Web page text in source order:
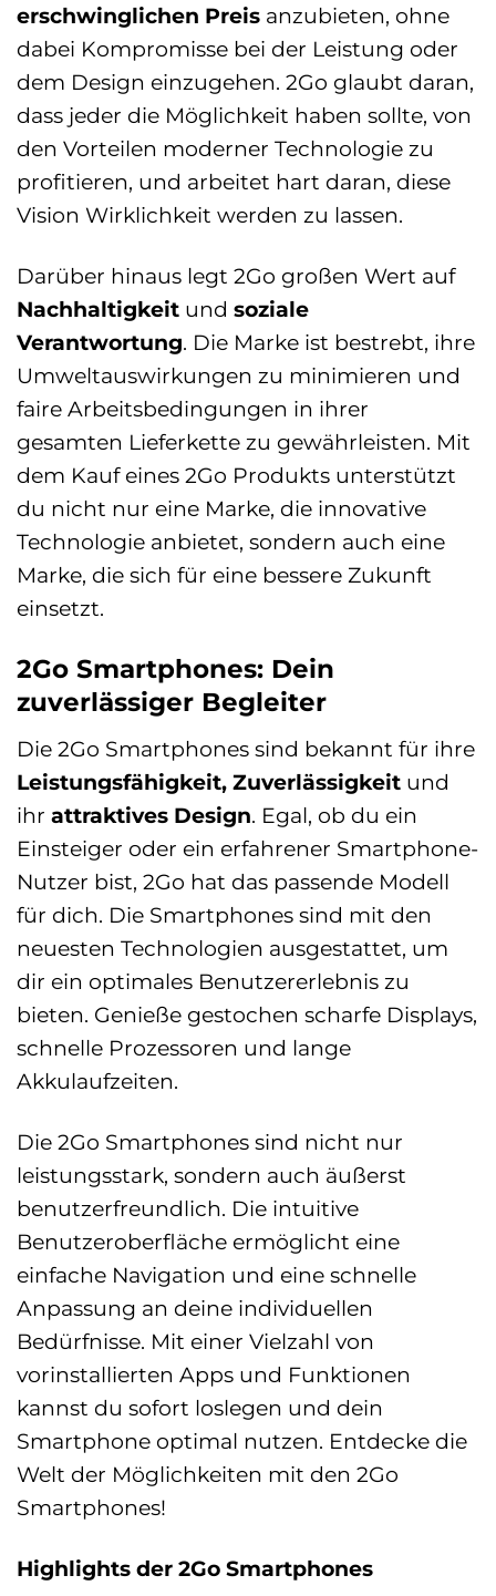
erschwinglichen Preis anzubieten, ohne
dabei Kompromisse bei der Leistung oder
dem Design einzugehen. 2Go glaubt daran,
dass jeder die Möglichkeit haben sollte, von
den Vorteilen moderner Technologie zu
profitieren, und arbeitet hart daran, diese
Vision Wirklichkeit werden zu lassen.
Darüber hinaus legt 2Go großen Wert auf
Nachhaltigkeit und soziale
Verantwortung. Die Marke ist bestrebt, ihre
Umweltauswirkungen zu minimieren und
faire Arbeitsbedingungen in ihrer
gesamten Lieferkette zu gewährleisten. Mit
dem Kauf eines 2Go Produkts unterstützt
du nicht nur eine Marke, die innovative
Technologie anbietet, sondern auch eine
Marke, die sich für eine bessere Zukunft
einsetzt.
2Go Smartphones: Dein
zuverlässiger Begleiter
Die 2Go Smartphones sind bekannt für ihre
Leistungsfähigkeit, Zuverlässigkeit und
ihr attraktives Design. Egal, ob du ein
Einsteiger oder ein erfahrener Smartphone-
Nutzer bist, 2Go hat das passende Modell
für dich. Die Smartphones sind mit den
neuesten Technologien ausgestattet, um
dir ein optimales Benutzererlebnis zu
bieten. Genieße gestochen scharfe Displays,
schnelle Prozessoren und lange
Akkulaufzeiten.
Die 2Go Smartphones sind nicht nur
leistungsstark, sondern auch äußerst
benutzerfreundlich. Die intuitive
Benutzeroberfläche ermöglicht eine
einfache Navigation und eine schnelle
Anpassung an deine individuellen
Bedürfnisse. Mit einer Vielzahl von
vorinstallierten Apps und Funktionen
kannst du sofort loslegen und dein
Smartphone optimal nutzen. Entdecke die
Welt der Möglichkeiten mit den 2Go
Smartphones!
Highlights der 2Go Smartphones